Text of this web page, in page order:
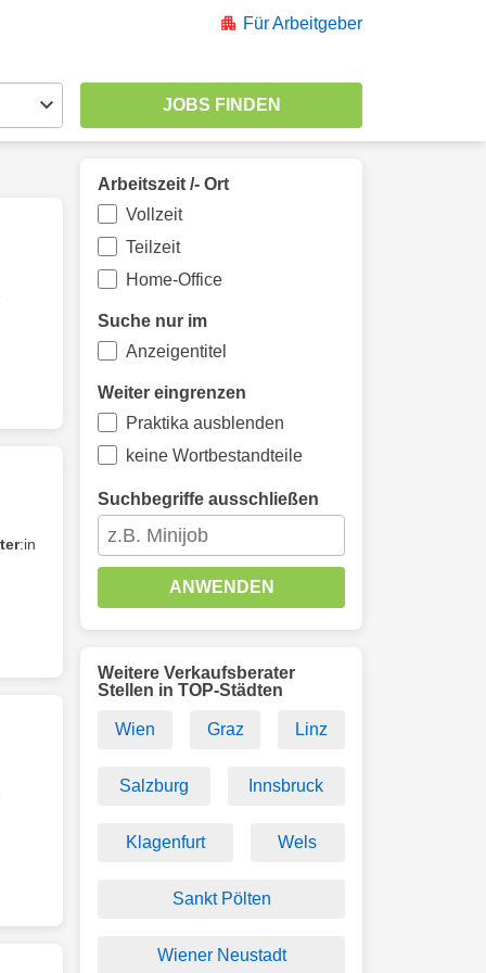
Für Arbeitgeber
:in
Arbeitszeit /- Ort
Vollzeit
Teilzeit
Home-Office
Suche nur im
Anzeigentitel
Weiter eingrenzen
Praktika ausblenden
keine Wortbestandteile
Suchbegriffe ausschließen
ANWENDEN
Weitere Verkaufsberater
Stellen in TOP-Städten
Wien Graz Linz
Salzburg Innsbruck
Klagenfurt Wels
Sankt Pölten
Wiener Neustadt